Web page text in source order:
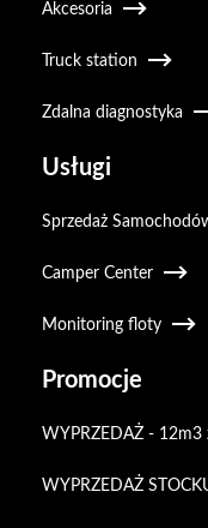
Akcesoria
Truck station
Zdalna diagnostyka
Usługi
Sprzedaż
Camper Center
Monitoring floty
Promocje
WYPRZEDAŻ - 12m3
WYPRZEDAŻ